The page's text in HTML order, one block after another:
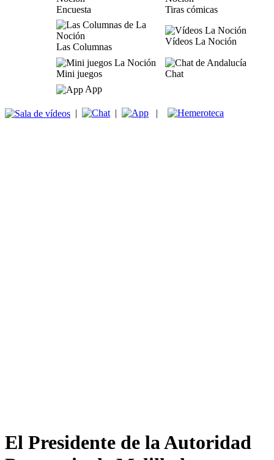
Encuesta Tiras cómicas
Las Columnas
Vídeos La Noción
Mini juegos
Chat
App
| | |
El Presidente de la Autoridad